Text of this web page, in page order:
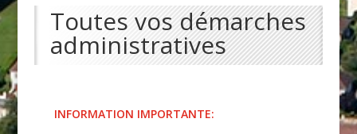
Toutes vos démarches
administratives
INFORMATION IMPORTANTE: